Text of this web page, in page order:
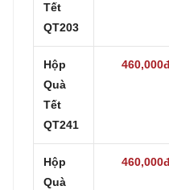
Tết
QT203
Hộp
Quà
Tết
QT241
Hộp
Quà